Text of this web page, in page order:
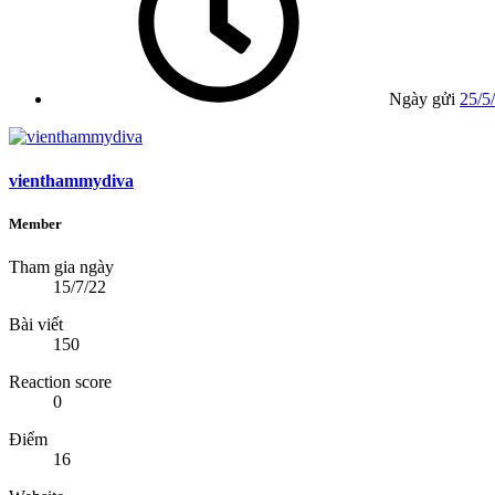
Ngày gửi 25/
vienthammydiva
Member
Tham gia ngày
15/7/22
Bài viết
150
Reaction score
0
Điểm
16